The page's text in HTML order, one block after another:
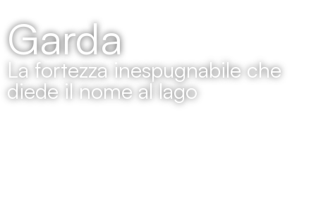
Garda
La fortezza inespugnabile che
diede il nome al lago